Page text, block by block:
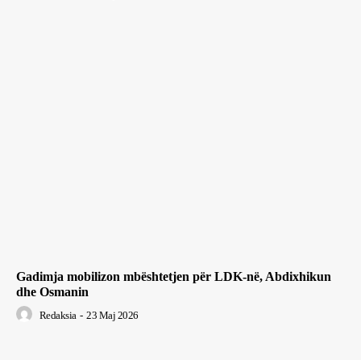
Gadimja mobilizon mbështetjen për LDK-në, Abdixhikun
dhe Osmanin
Redaksia - 23 Maj 2026